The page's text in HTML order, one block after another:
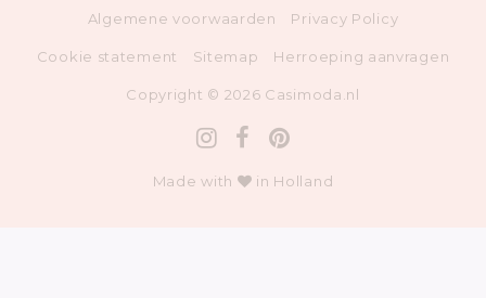
Algemene voorwaarden Privacy Policy
Cookie statement Sitemap Herroeping aanvragen
Copyright © 2026 Casimoda.nl
Made with in Holland